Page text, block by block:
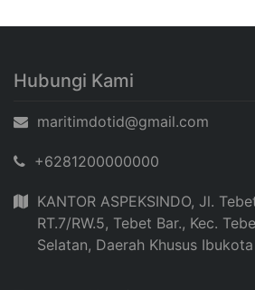
Hubungi Kami
maritimdotid@gmail.com
+6281200000000
KANTOR ASPEKSINDO, Jl.
RT.7/RW.5, Tebet Bar., Kec.
Selatan, Daerah Khusus